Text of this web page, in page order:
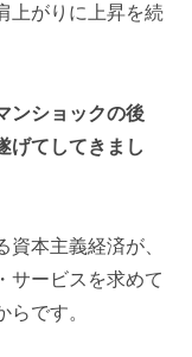
上がりに上昇を続
ンショックの後
げてしてきまし
本主義経済が、
サービスを求めて
です。